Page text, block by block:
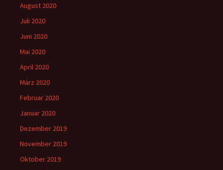
August 2020
Juli 2020
Juni 2020
Mai 2020
April 2020
März 2020
Februar 2020
Januar 2020
Dezember 2019
November 2019
Oktober 2019